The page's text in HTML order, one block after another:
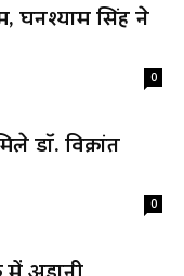
घनश्याम सिंह ने
0
डॉ. विक्रांत
0